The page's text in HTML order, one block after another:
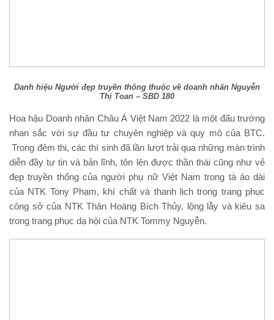
Danh hiệu Người đẹp truyền thông thuộc về doanh nhân Nguyễn
Thị Toan – SBD 180
Hoa hậu Doanh nhân Châu Á Việt Nam 2022 là một đấu trường
nhan sắc với sự đầu tư chuyên nghiệp và quy mô của BTC.
Trong đêm thi, các thí sinh đã lần lượt trải qua những màn trình
diễn đầy tư tin và bản lĩnh, tôn lên được thần thái cũng như vẻ
đẹp truyền thống của người phụ nữ Việt Nam trong tà áo dài
của NTK Tony Phạm, khí chất và thanh lịch trong trang phục
công sở của NTK Thân Hoàng Bích Thủy, lộng lẫy và kiêu sa
trong trang phục dạ hội của NTK Tommy Nguyễn.